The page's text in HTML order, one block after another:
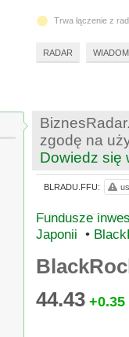
zgodę na
Dowiedz się
Fundusze
Japonii •
44.43 +0.35
BLRADU.FFU:
Trwa łączenie z
RADAR